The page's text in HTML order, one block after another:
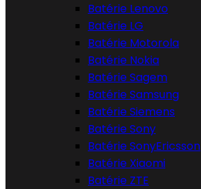
Batérie Lenovo
Batérie LG
Batérie Motorola
Batérie Nokia
Batérie Sagem
Batérie Samsung
Batérie Siemens
Batérie Sony
Batérie SonyEricsson
Batérie Xiaomi
Batérie ZTE